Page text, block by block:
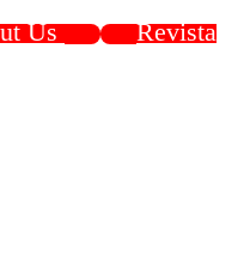
Us
Revista